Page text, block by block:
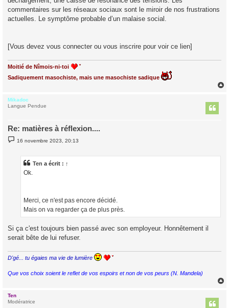
commentaires sur les réseaux sociaux sont le miroir de nos frustrations
actuelles. Le symptôme probable d’un malaise social.
[Vous devez vous connecter ou vous inscrire pour voir ce lien]
Moitié de Nîmois-ni-toi
Sadiquement masochiste, mais une masochiste sadique
Mikadoc
Langue Pendue
Re: matières à réflexion....
M
e
16 novembre 2023, 20:13
Ten a écrit : ↑
Ok.
Merci, ce n'est pas encore décidé.
Mais on va regarder ça de plus près.
Si ça c'est toujours bien passé avec son employeur. Honnêtement il
serait bête de lui refuser.
D'gé... tu égaies ma vie de lumière
Que vos choix soient le reflet de vos espoirs et non de vos peurs (N. Mandela)
Ten
Modératrice